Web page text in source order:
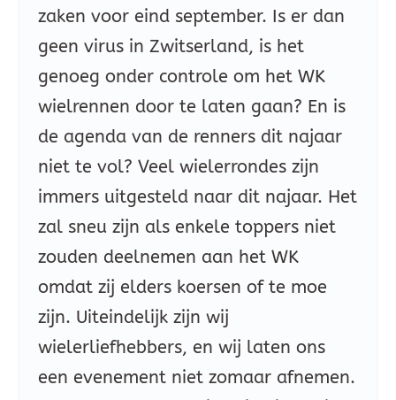
zaken voor eind september. Is er dan
geen virus in Zwitserland, is het
genoeg onder controle om het WK
wielrennen door te laten gaan? En is
de agenda van de renners dit najaar
niet te vol? Veel wielerrondes zijn
immers uitgesteld naar dit najaar. Het
zal sneu zijn als enkele toppers niet
zouden deelnemen aan het WK
omdat zij elders koersen of te moe
zijn. Uiteindelijk zijn wij
wielerliefhebbers, en wij laten ons
een evenement niet zomaar afnemen.